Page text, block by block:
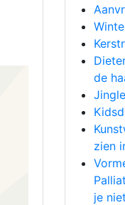
de
zien
je